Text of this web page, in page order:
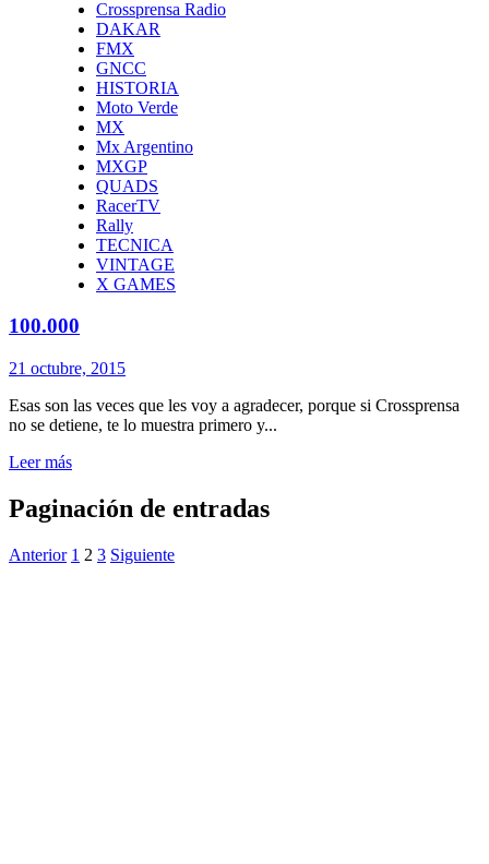
Crossprensa Radio
DAKAR
FMX
GNCC
HISTORIA
Moto Verde
MX
Mx Argentino
MXGP
QUADS
RacerTV
Rally
TECNICA
VINTAGE
X GAMES
100.000
21 octubre, 2015
Esas son las veces que les voy a agradecer, porque si Crossprensa
no se detiene, te lo muestra primero y...
Leer más
Paginación de entradas
Anterior 1 2 3 Siguiente